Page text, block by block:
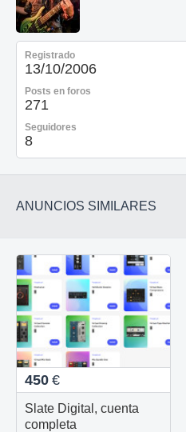
Registrado
13/10/2006
Posts en foros
271
Seguidores
8
ANUNCIOS SIMILARES
450 €
Slate Digital, cuenta
completa